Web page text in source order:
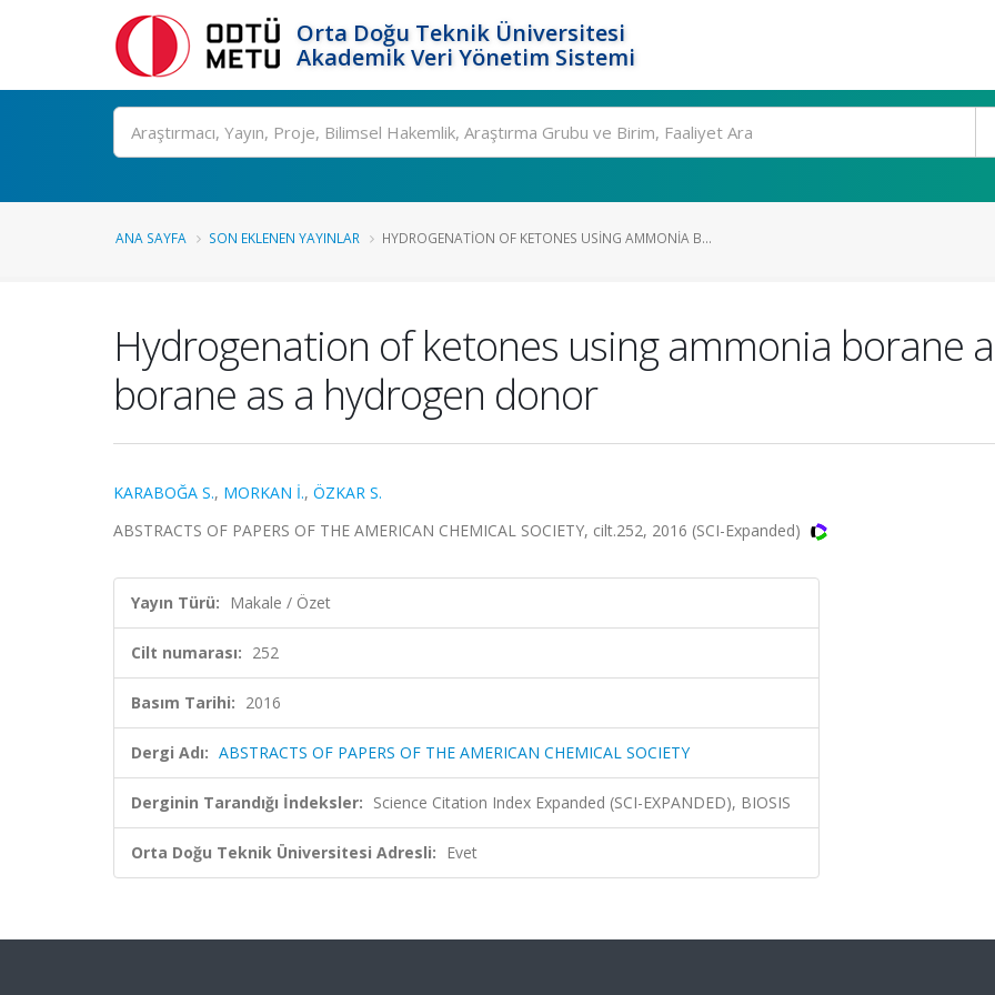
Orta Doğu Teknik Üniversitesi
Akademik Veri Yönetim Sistemi
Ara
ANA SAYFA SON EKLENEN YAYINLAR HYDROGENATION OF KETONES USING AMMONIA B...
Hydrogenation of ketones using ammonia borane
borane as a hydrogen donor
KARABOĞA S., MORKAN İ., ÖZKAR S.
ABSTRACTS OF PAPERS OF THE AMERICAN CHEMICAL SOCIETY, cilt.252, 2016 (SCI-Expanded)
Yayın Türü: Makale / Özet
Cilt numarası: 252
Basım Tarihi: 2016
Dergi Adı: ABSTRACTS OF PAPERS OF THE AMERICAN CHEMICAL SOCIETY
Derginin Tarandığı İndeksler: Science Citation Index Expanded (SCI-EXPANDED), BIOSIS
Orta Doğu Teknik Üniversitesi Adresli: Evet